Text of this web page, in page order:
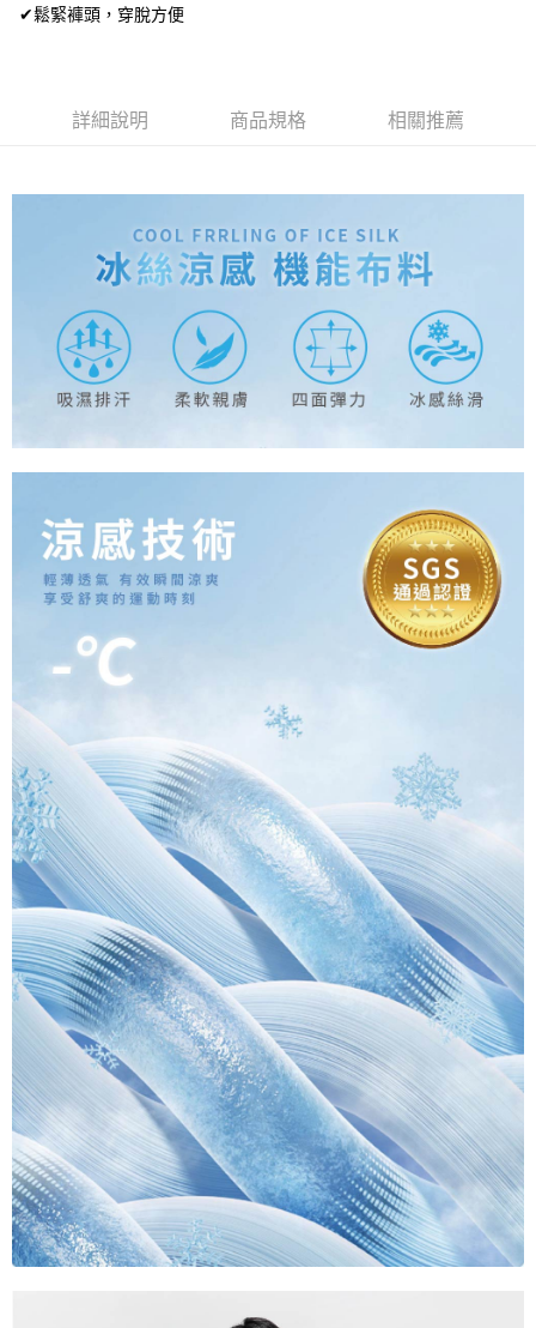
全家取貨付款
每筆NT$80，滿NT$699(含以上)免運費
每筆NT$80，滿NT$699(含以上)免運費
付款後7-11取貨
每筆NT$80，滿NT$699(含以上)免運費
新竹物流/郵局
每筆NT$100，滿NT$899(含以上)免運費
✔鬆緊褲頭，穿脫方便
詳細說明 商品規格 相關推薦